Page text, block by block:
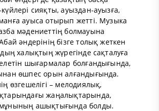
сияқты, ауыздан-ауызға,
ауыса отырып жетті. Музыка
мәдениеттің болмауына
әндерінің бізге толық жеткен
халықтың жүрегінде сақталуға
шығармалар болғандығында,
өшпес орын алғандығында.
өзгешелігі – мелодиялық,
жаңалықтарында,
ашықтығында болды.